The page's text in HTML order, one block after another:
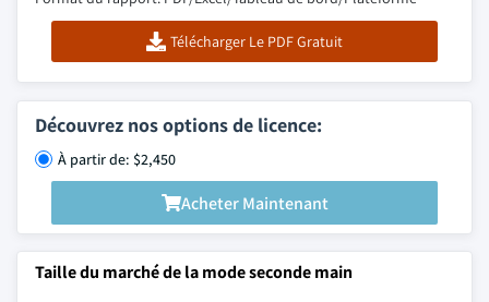
Télécharger Le PDF Gratuit
Découvrez nos options de licence:
À partir de: $2,450
Acheter Maintenant
Taille du marché de la mode seconde main